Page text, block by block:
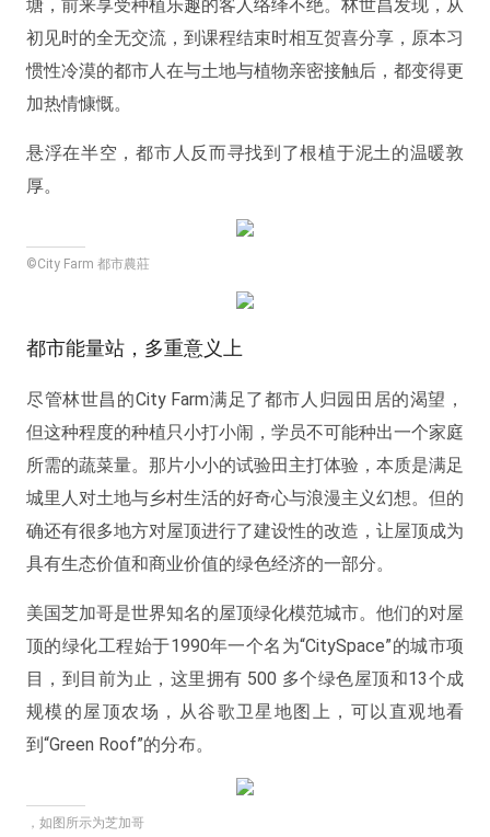
塘，前来享受种植乐趣的客人络绎不绝。林世昌发现，从
初见时的全无交流，到课程结束时相互贺喜分享，原本习
惯性冷漠的都市人在与土地与植物亲密接触后，都变得更
加热情慷慨。
悬浮在半空，都市人反而寻找到了根植于泥土的温暖敦
厚。
©City Farm 都市農莊
都市能量站，多重意义上
尽管林世昌的City Farm满足了都市人归园田居的渴望，
但这种程度的种植只小打小闹，学员不可能种出一个家庭
所需的蔬菜量。那片小小的试验田主打体验，本质是满足
城里人对土地与乡村生活的好奇心与浪漫主义幻想。但的
确还有很多地方对屋顶进行了建设性的改造，让屋顶成为
具有生态价值和商业价值的绿色经济的一部分。
美国芝加哥是世界知名的屋顶绿化模范城市。他们的对屋
顶的绿化工程始于1990年一个名为“CitySpace”的城市项
目，到目前为止，这里拥有 500 多个绿色屋顶和13个成
规模的屋顶农场，从谷歌卫星地图上，可以直观地看
到“Green Roof”的分布。
，如图所示为芝加哥